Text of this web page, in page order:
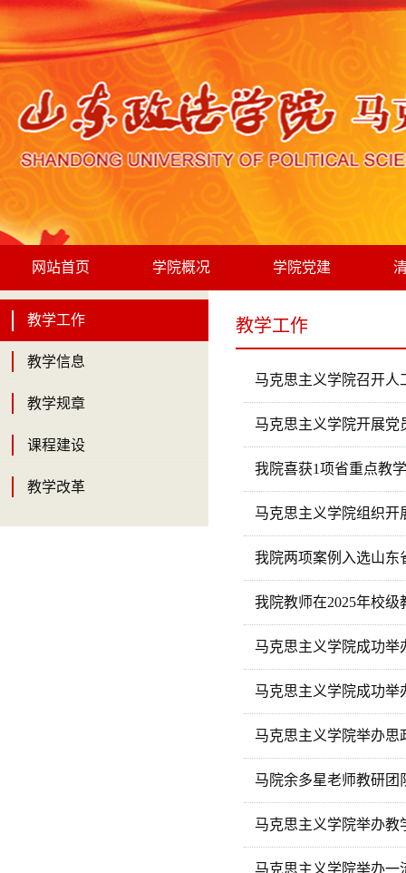
网站首页 学院概况 学院党建
教学工作
教学信息
教学规章
课程建设
教学改革
教学工作
马克思主义学院召开
马克思主义学院开展
我院喜获1项省重点教
马克思主义学院组织
我院两项案例入选山东
我院教师在2025年校
马克思主义学院成功举
马克思主义学院成功举
马克思主义学院举办
马院余多星老师教研
马克思主义学院举办教
马克思主义学院举办一